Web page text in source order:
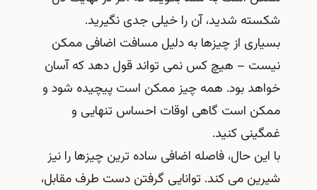
شکسته شدید، آن را خیلی جدی نگیرید.
بسیاری از چیزها به دلیل مسافت اضافی ممکن
نیست – هیچ کس نمی تواند قول دهد که آسان
خواهد بود. همه چیز ممکن است پیچیده شود و
ممکن است گاهی اوقات احساس تنهایی و
غمگینی کنید.
با این حال، فاصله اضافی ساده ترین چیزها را نیز
شیرین می کند. توانایی گرفتن دست طرف مقابل،